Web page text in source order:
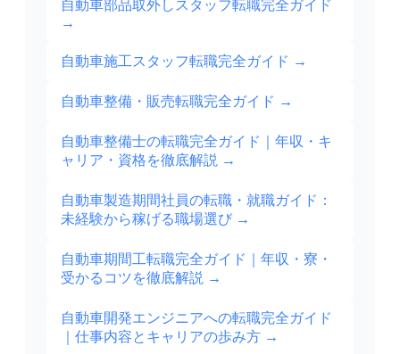
自動車部品取外しスタッフ転職完全ガイド
→
自動車施工スタッフ転職完全ガイド →
自動車整備・販売転職完全ガイド →
自動車整備士の転職完全ガイド｜年収・キ
ャリア・資格を徹底解説 →
自動車製造期間社員の転職・就職ガイド：
未経験から稼げる職場選び →
自動車期間工転職完全ガイド｜年収・寮・
受かるコツを徹底解説 →
自動車開発エンジニアへの転職完全ガイド
｜仕事内容とキャリアの歩み方 →